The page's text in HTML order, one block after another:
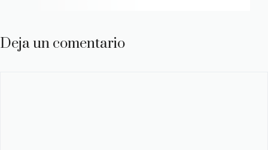
Deja un comentario